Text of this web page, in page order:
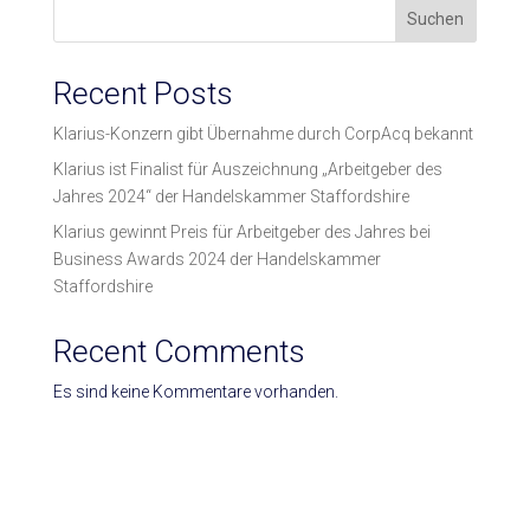
Suchen
Recent Posts
Klarius-Konzern gibt Übernahme durch CorpAcq bekannt
Klarius ist Finalist für Auszeichnung „Arbeitgeber des
Jahres 2024“ der Handelskammer Staffordshire
Klarius gewinnt Preis für Arbeitgeber des Jahres bei
Business Awards 2024 der Handelskammer
Staffordshire
Recent Comments
Es sind keine Kommentare vorhanden.